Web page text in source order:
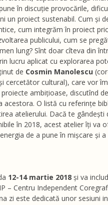
în discuție provocările,
un proiect sustenabil. Cum și
cum integrăm în proiect
publicului, cum se
lung? Sînt doar cîteva din
lucru aplicat cu explorarea
de Cosmin Manolescu
cercetător cultural), care vor
ambițioase, discutînd
acestora. O listă cu referințe
atelierului. Dacă te gândești
în 2018, acest atelier îți va
de a pune în mișcare și
12-14 martie 2018 și va
– Centru Independent
zi este dedicată unor sesiuni